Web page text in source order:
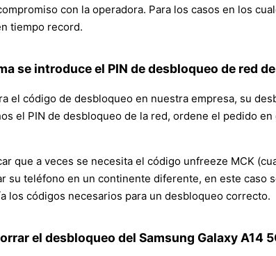
con la operadora. Para los casos en los
tiempo record.
se introduce el PIN de desbloqueo de red
el código de desbloqueo en nuestra empresa, su
el PIN de desbloqueo de la red, ordene el pedido
que a veces se necesita el código unfreeze MCK
su teléfono en un continente diferente, en este caso
los códigos necesarios para un desbloqueo correcto.
el desbloqueo del Samsung Galaxy A14